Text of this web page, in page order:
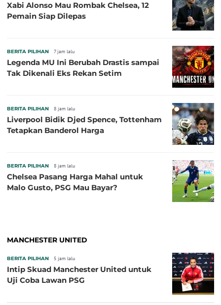
Xabi Alonso Mau Rombak Chelsea, 12
Pemain Siap Dilepas
BERITA PILIHAN 7 jam lalu
Legenda MU Ini Berubah Drastis sampai
Tak Dikenali Eks Rekan Setim
BERITA PILIHAN 8 jam lalu
Liverpool Bidik Djed Spence, Tottenham
Tetapkan Banderol Harga
BERITA PILIHAN 8 jam lalu
Chelsea Pasang Harga Mahal untuk
Malo Gusto, PSG Mau Bayar?
MANCHESTER UNITED
BERITA PILIHAN 5 jam lalu
Intip Skuad Manchester United untuk
Uji Coba Lawan PSG